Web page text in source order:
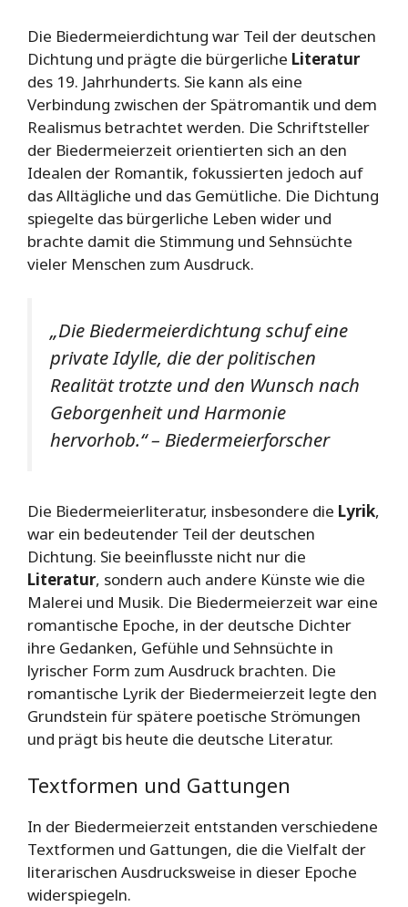
Die Biedermeierdichtung war Teil der deutschen
Dichtung und prägte die bürgerliche Literatur
des 19. Jahrhunderts. Sie kann als eine
Verbindung zwischen der Spätromantik und dem
Realismus betrachtet werden. Die Schriftsteller
der Biedermeierzeit orientierten sich an den
Idealen der Romantik, fokussierten jedoch auf
das Alltägliche und das Gemütliche. Die Dichtung
spiegelte das bürgerliche Leben wider und
brachte damit die Stimmung und Sehnsüchte
vieler Menschen zum Ausdruck.
„Die Biedermeierdichtung schuf eine
private Idylle, die der politischen
Realität trotzte und den Wunsch nach
Geborgenheit und Harmonie
hervorhob.“ – Biedermeierforscher
Die Biedermeierliteratur, insbesondere die Lyrik,
war ein bedeutender Teil der deutschen
Dichtung. Sie beeinflusste nicht nur die
Literatur, sondern auch andere Künste wie die
Malerei und Musik. Die Biedermeierzeit war eine
romantische Epoche, in der deutsche Dichter
ihre Gedanken, Gefühle und Sehnsüchte in
lyrischer Form zum Ausdruck brachten. Die
romantische Lyrik der Biedermeierzeit legte den
Grundstein für spätere poetische Strömungen
und prägt bis heute die deutsche Literatur.
Textformen und Gattungen
In der Biedermeierzeit entstanden verschiedene
Textformen und Gattungen, die die Vielfalt der
literarischen Ausdrucksweise in dieser Epoche
widerspiegeln.